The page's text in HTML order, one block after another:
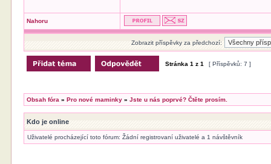
Nahoru
Zobrazit příspěvky za předchozí:
Stránka1 z1 [ Příspěvků: 7 ]
Obsah fóra »Pro nové maminky »Jste u nás poprvé? Čtěte prosím.
Kdo je online
Uživatelé procházející toto fórum: Žádní registrovaní uživatelé a 1 návštěvník